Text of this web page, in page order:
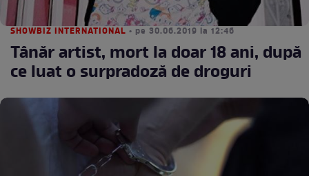
SHOWBIZ INTERNATIONAL • pe 30.06.2019 la 12:46
Tânăr artist, mort la doar 18 ani, după
ce luat o surpradoză de droguri